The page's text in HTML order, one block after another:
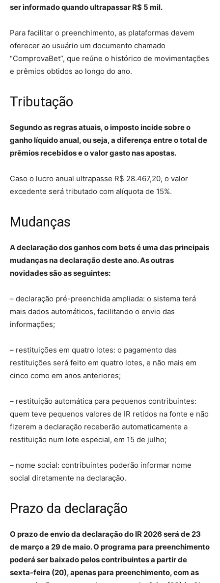
ser informado quando ultrapassar R$ 5 mil.
Para facilitar o preenchimento, as plataformas devem
oferecer ao usuário um documento chamado
“ComprovaBet”, que reúne o histórico de movimentações
e prêmios obtidos ao longo do ano.
Tributação
Segundo as regras atuais, o imposto incide sobre o
ganho líquido anual, ou seja, a diferença entre o total de
prêmios recebidos e o valor gasto nas apostas.
Caso o lucro anual ultrapasse R$ 28.467,20, o valor
excedente será tributado com alíquota de 15%.
Mudanças
A declaração dos ganhos com bets é uma das principais
mudanças na declaração deste ano. As outras
novidades são as seguintes:
– declaração pré-preenchida ampliada: o sistema terá
mais dados automáticos, facilitando o envio das
informações;
– restituições em quatro lotes: o pagamento das
restituições será feito em quatro lotes, e não mais em
cinco como em anos anteriores;
– restituição automática para pequenos contribuintes:
quem teve pequenos valores de IR retidos na fonte e não
fizerem a declaração receberão automaticamente a
restituição num lote especial, em 15 de julho;
– nome social: contribuintes poderão informar nome
social diretamente na declaração.
Prazo da declaração
O prazo de envio da declaração do IR 2026 será de 23
de março a 29 de maio. O programa para preenchimento
poderá ser baixado pelos contribuintes a partir de
sexta-feira (20), apenas para preenchimento, com as